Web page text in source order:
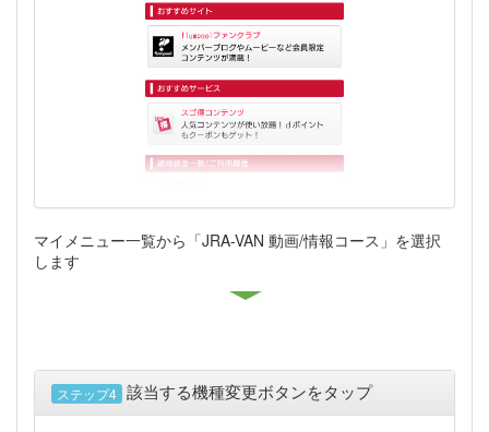
マイメニュー一覧から「JRA-VAN 動画/情報コース」を選択
します
ステップ4 該当する機種変更ボタンをタップ